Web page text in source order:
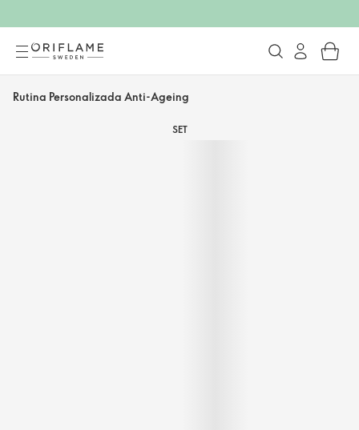
Rutina Personalizada Anti-Ageing
SET